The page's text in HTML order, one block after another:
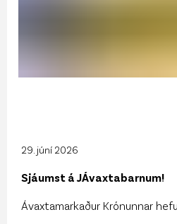
29. júní 2026
Sjáumst á JÁvaxtabarnum!
Ávaxtamarkaður Krónunnar